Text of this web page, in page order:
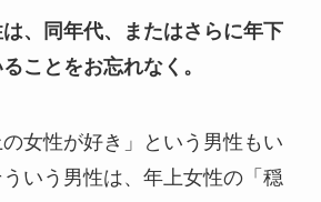
、同年代、またはさらに年下
ことをお忘れなく。
女性が好き」という男性もい
いう男性は、年上女性の「穏